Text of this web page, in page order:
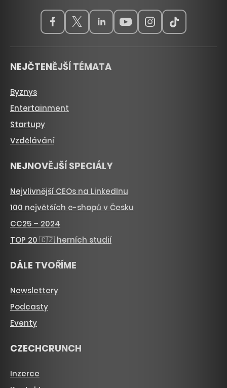
NEJČTENĚJŠÍ TÉMATA
Byznys
Entertainment
Startupy
Vzdělávání
NEJNOVĚJŠÍ SPECIÁLY
Nejvlivnější CEOs na LinkedInu
100 největších e-shopů v Česku
CC25 – 2024
TOP 20 🇨🇿 herních studií
DÁLE TVOŘÍME
Newslettery
Podcasty
Eventy
CZECHCRUNCH
Inzerce